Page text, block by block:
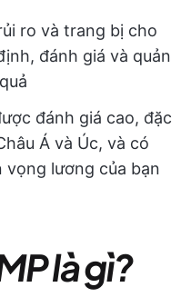
ro và trang bị cho
đánh giá và quản
đánh giá cao, đặc
Á và Úc, và có
lương của bạn
là gì?